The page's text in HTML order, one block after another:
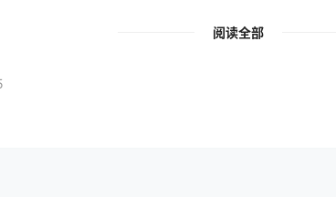
阅读全部